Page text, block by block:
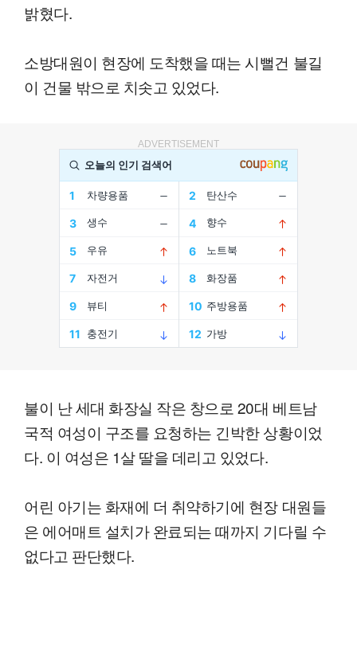
밝혔다.
소방대원이 현장에 도착했을 때는 시뻘건 불길
이 건물 밖으로 치솟고 있었다.
ADVERTISEMENT
불이 난 세대 화장실 작은 창으로 20대 베트남
국적 여성이 구조를 요청하는 긴박한 상황이었
다. 이 여성은 1살 딸을 데리고 있었다.
어린 아기는 화재에 더 취약하기에 현장 대원들
은 에어매트 설치가 완료되는 때까지 기다릴 수
없다고 판단했다.